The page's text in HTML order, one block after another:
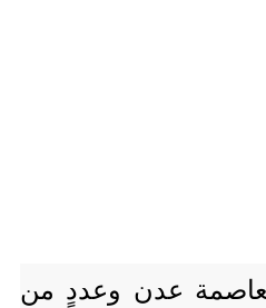
المتوقعة على العاصمة عدن وعددٍ من